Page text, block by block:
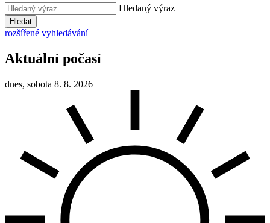
Hledaný výraz
Hledat
rozšířené vyhledávání
Aktuální počasí
dnes, sobota 8. 8. 2026